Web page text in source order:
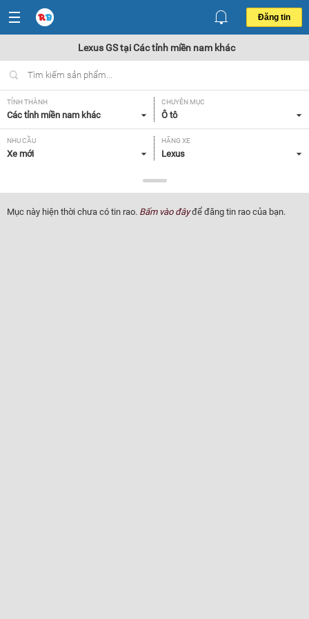
Đăng tin
Lexus GS tại Các tỉnh miền nam khác
TỈNH THÀNH
Các tỉnh miền nam khác
CHUYÊN MỤC
Ô tô
NHU CẦU
Xe mới
HÃNG XE
Lexus
GS
NĂM SẢN XUẤT
Tất cả
GIÁ XE XUẤT XỨ
Mục này hiện thời chưa có tin rao. Bấm vào đâyđể đăng tin rao của bạn.